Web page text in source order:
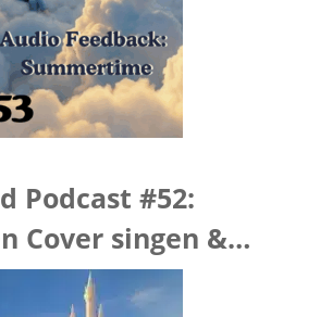
Podcast #52:
Cover singen &
Feedback